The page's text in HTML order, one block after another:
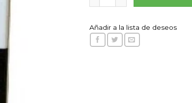
Añadir a la lista de deseos